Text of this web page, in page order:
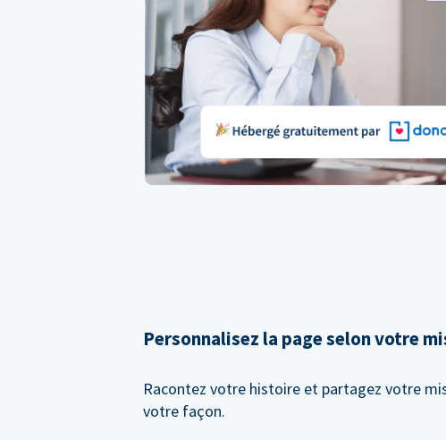
Personnalisez la page selon votre
Racontez votre histoire et partagez votre
votre façon.